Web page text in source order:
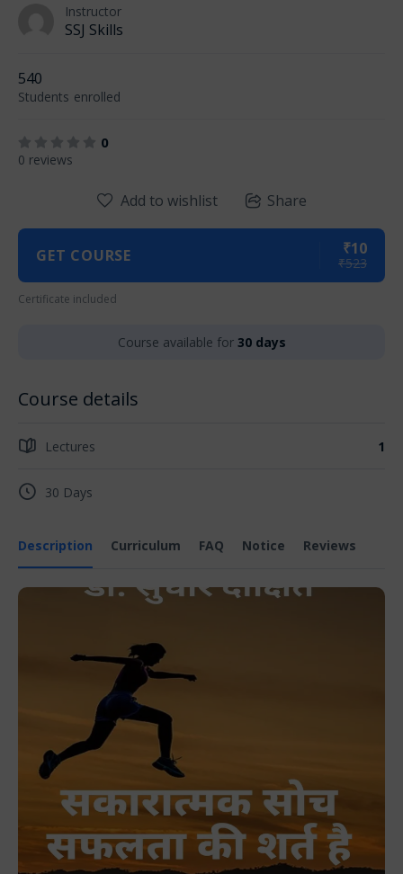
Instructor
SSJ Skills
540
Students enrolled
0
0 reviews
Description Curriculum FAQ Notice Reviews
Add to wishlist Share
GET COURSE ₹10
₹523
Certificate included
Course available for 30 days
Course details
Lectures 1
30 Days